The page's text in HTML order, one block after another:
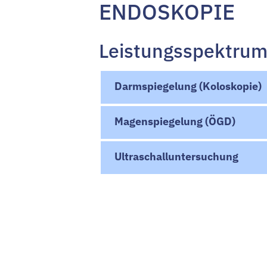
ENDOSKOPIE
Leistungsspektrum
Darmspiegelung (Koloskopie)
Magenspiegelung (ÖGD)
Ultraschalluntersuchung